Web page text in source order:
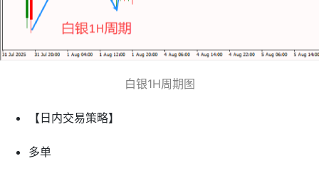
白银1H周期图
【日内交易策略】
多单